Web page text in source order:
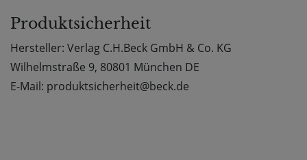
Produktsicherheit
Hersteller: Verlag C.H.Beck GmbH & Co. KG
Wilhelmstraße 9, 80801 München DE
E-Mail: produktsicherheit@beck.de